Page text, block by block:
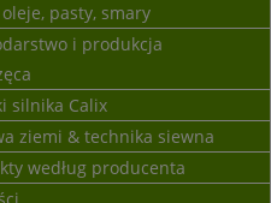
oleje, pasty, smary
i produkcja
silnika Calix
ziemi & technika siewna
według producenta